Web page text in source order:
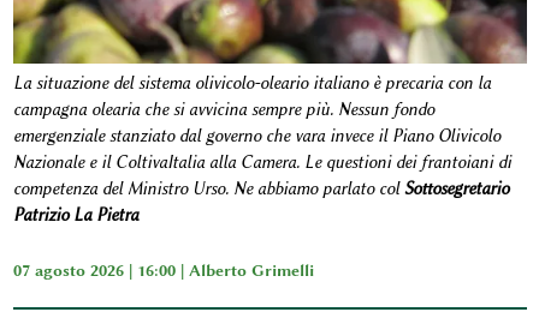
La situazione del sistema olivicolo-oleario italiano è precaria con la
campagna olearia che si avvicina sempre più. Nessun fondo
emergenziale stanziato dal governo che vara invece il Piano Olivicolo
Nazionale e il ColtivaItalia alla Camera. Le questioni dei frantoiani di
competenza del Ministro Urso. Ne abbiamo parlato colSottosegretario
Patrizio La Pietra
07 agosto 2026 | 16:00 | Alberto Grimelli